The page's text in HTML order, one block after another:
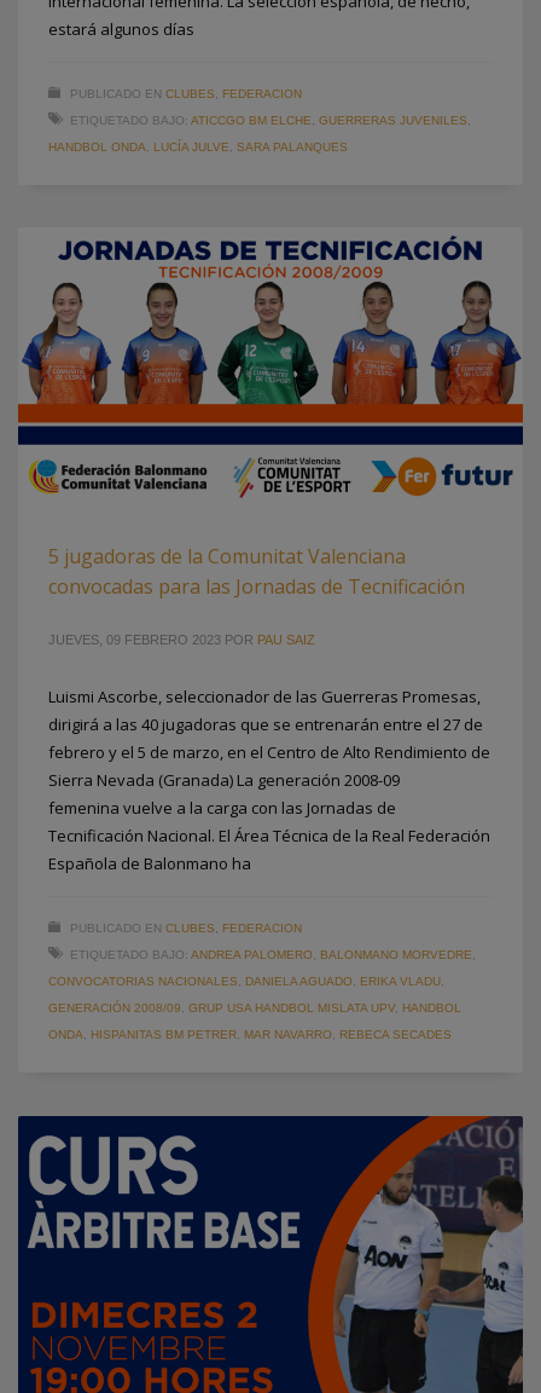
estará algunos días
PUBLICADO EN CLUBES
FEDERACION
ETIQUETADO BAJO: ATICCGO BM ELCHE GUERRERAS JUVENILES
HANDBOL ONDA
LUCÍA JULVE SARA PALANQUES
5 jugadoras de la Comunitat Valenciana
convocadas para las Jornadas de Tecnificación
JUEVES, 09 FEBRERO 2023 POR PAU SAIZ
Luismi Ascorbe, seleccionador de las Guerreras Promesas,
dirigirá a las 40 jugadoras que se entrenarán entre el 27 de
febrero y el 5 de marzo, en el Centro de Alto Rendimiento de
Sierra Nevada (Granada) La generación 2008-09
femenina vuelve a la carga con las Jornadas de
Tecnificación Nacional. El Área Técnica de la Real Federación
Española de Balonmano ha
PUBLICADO EN CLUBES
FEDERACION
ETIQUETADO BAJO: ANDREA PALOMERO BALONMANO MORVEDRE
CONVOCATORIAS NACIONALES
DANIELA AGUADO ERIKA VLADU
GENERACIÓN 2008/09
GRUP USA HANDBOL MISLATA UPV, HANDBOL
ONDA
HISPANITAS BM PETRER MAR NAVARRO REBECA SECADES